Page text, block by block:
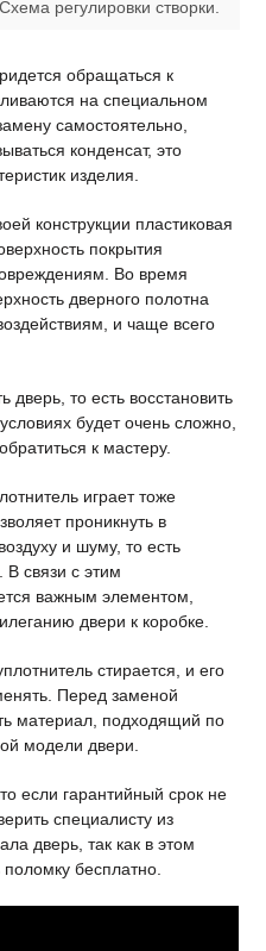
Схема регулировки створки.
обращаться к
на специальном
самостоятельно,
конденсат, это
изделия.
конструкции пластиковая
покрытия
Во время
дверного полотна
и чаще всего
дверь, то есть восстановить
будет очень сложно,
к мастеру.
играет тоже
проникнуть в
и шуму, то есть
связи с этим
важным элементом,
двери к коробке.
стирается, и его
Перед заменой
материал, подходящий по
модели двери.
если гарантийный срок не
специалисту из
дверь, так как в этом
бесплатно.